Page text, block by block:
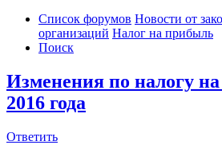
Список форумов Новости от
организаций Налог на прибыль
Поиск
Изменения по налогу
2016 года
Ответить